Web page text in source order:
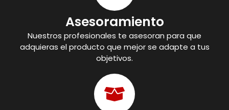
Asesoramiento
Nuestros profesionales te asesoran para que
adquieras el producto que mejor se adapte a tus
objetivos.